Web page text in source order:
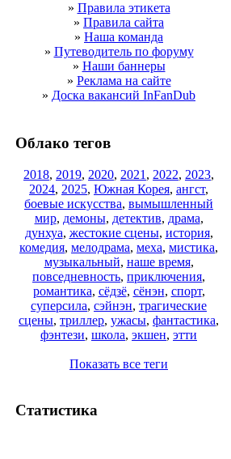
» Правила этикета
» Правила сайта
» Наша команда
» Путеводитель по форуму
» Наши баннеры
» Реклама на сайте
» Доска вакансий InFanDub
Облако тегов
2018, 2019, 2020, 2021 , 2022, 2023,
2024, 2025, Южная Корея, ангст,
боевые искусства, вымышленный
мир, демоны, детектив, драма,
дунхуа, жестокие сцены, история,
комедия, мелодрама, меха, мистика,
музыкальный, наше время,
повседневность, приключения,
романтика, сёдзё, сёнэн, спорт,
суперсила, сэйнэн, трагические
сцены, триллер, ужасы, фантастика,
фэнтези, школа, экшен, этти
Показать все теги
Статистика